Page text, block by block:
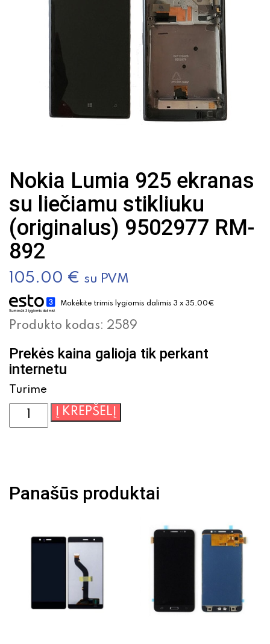
Nokia Lumia 925 ekranas
su liečiamu stikliuku
(originalus) 9502977 RM-
892
105.00 € su PVM
Mokėkite trimis lygiomis dalimis 3 x 35.00€
Produkto kodas: 2589
Prekės kaina galioja tik perkant
internetu
Turime
produkto
kiekis:
ekranas
su
(originalus)
Į KREPŠELĮ
Panašūs produktai